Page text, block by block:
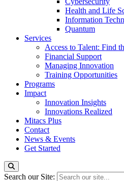
Health and Life
Information
Quantum
Services
Access to Talent: Find
Financial Support
Managing Innovation
Training Opportunities
Programs
Impact
Innovation Insights
Innovations Realized
Mitacs Plus
Contact
News & Events
Get Started
Search our Site: